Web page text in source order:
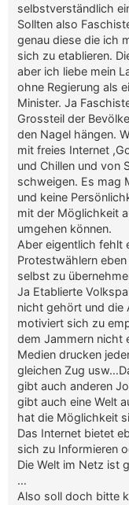
selbstverständlich
Sollten also
genau diese die ich
sich zu etablieren.
aber ich liebe mein
ohne Regierung als
Minister. Ja
Grossteil der
den Nagel hängen.
mit freies Internet
und Chillen und von
schweigen. Es mag
und keine
mit der Möglichkeit
umgehen können.
Aber eigentlich fehlt
Protestwählern
selbst zu
Ja Etablierte
nicht gehört und die
motiviert sich zu
dem Jammern nicht
Medien drucken
gleichen Zug
gibt auch anderen
gibt auch eine Welt
hat die Möglichkeit
Das Internet bietet
sich zu Informieren
Die Welt im Netz ist
…
Also soll doch bitte